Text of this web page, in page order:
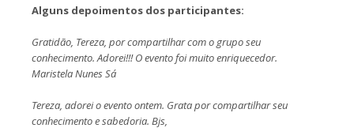
Alguns depoimentos dos participantes:
Gratidão, Tereza, por compartilhar com o grupo seu
conhecimento. Adorei!!! O evento foi muito enriquecedor.
Maristela Nunes Sá
Tereza, adorei o evento ontem. Grata por compartilhar seu
conhecimento e sabedoria. Bjs,